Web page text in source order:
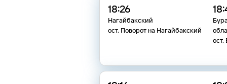
18:26
Нагайбакский
ост. Поворот на Нагайбакский
ост.